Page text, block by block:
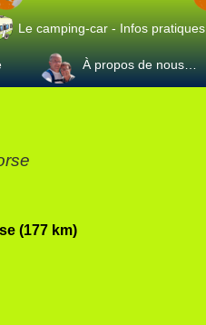
Le camping-car - Infos pratiques
À propos de nous…
(177 km)